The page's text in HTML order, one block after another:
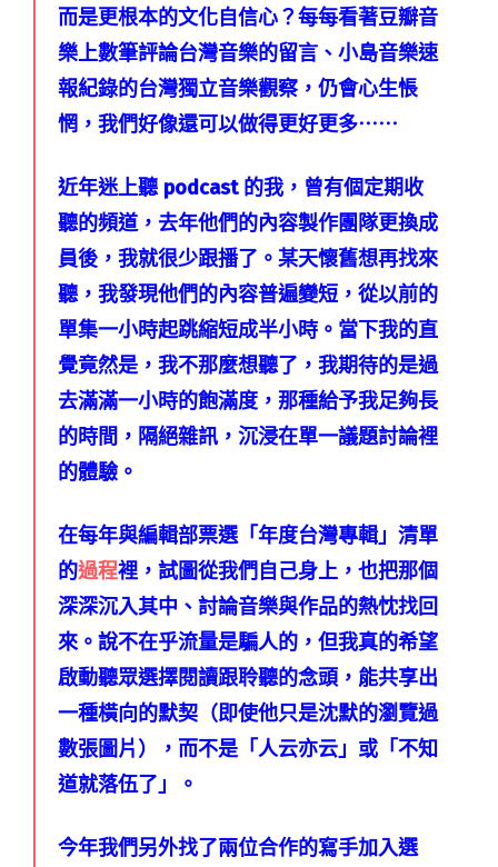
而是更根本的文化自信心？每每看著豆瓣音
樂上數筆評論台灣音樂的留言、小島音樂速
報紀錄的台灣獨立音樂觀察，仍會心生悵
惘，我們好像還可以做得更好更多⋯⋯
近年迷上聽 podcast 的我，曾有個定期收
聽的頻道，去年他們的內容製作團隊更換成
員後，我就很少跟播了。某天懷舊想再找來
聽，我發現他們的內容普遍變短，從以前的
單集一小時起跳縮短成半小時。當下我的直
覺竟然是，我不那麼想聽了，我期待的是過
去滿滿一小時的飽滿度，那種給予我足夠長
的時間，隔絕雜訊，沉浸在單一議題討論裡
的體驗。
在每年與編輯部票選「年度台灣專輯」清單
的過程裡，試圖從我們自己身上，也把那個
深深沉入其中、討論音樂與作品的熱忱找回
來。說不在乎流量是騙人的，但我真的希望
啟動聽眾選擇閱讀跟聆聽的念頭，能共享出
一種橫向的默契（即使他只是沈默的瀏覽過
數張圖片），而不是「人云亦云」或「不知
道就落伍了」。
今年我們另外找了兩位合作的寫手加入選